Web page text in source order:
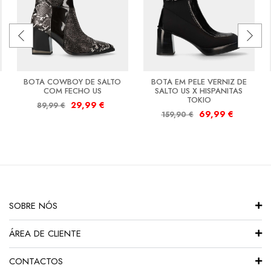
BOTA COWBOY DE SALTO
COM FECHO US
89,99€ 29,99 €
BOTA EM PELE VERNIZ DE
SALTO US X HISPANITAS
TOKIO
159,90€ 69,99 €
SOBRE NÓS
ÁREA DE CLIENTE
CONTACTOS